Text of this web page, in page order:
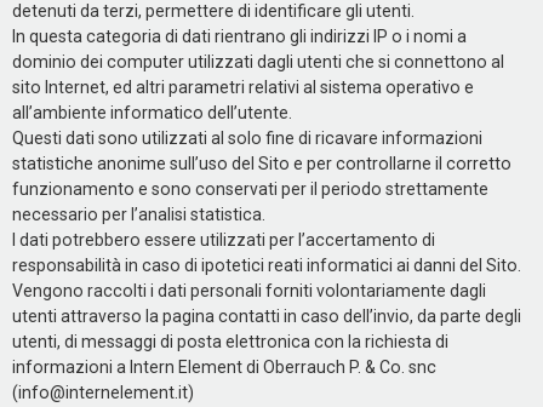
detenuti da terzi, permettere di identificare gli utenti.
In questa categoria di dati rientrano gli indirizzi IP o i nomi a
dominio dei computer utilizzati dagli utenti che si connettono al
sito Internet, ed altri parametri relativi al sistema operativo e
all’ambiente informatico dell’utente.
Questi dati sono utilizzati al solo fine di ricavare informazioni
statistiche anonime sull’uso del Sito e per controllarne il corretto
funzionamento e sono conservati per il periodo strettamente
necessario per l’analisi statistica.
I dati potrebbero essere utilizzati per l’accertamento di
responsabilità in caso di ipotetici reati informatici ai danni del Sito.
Vengono raccolti i dati personali forniti volontariamente dagli
utenti attraverso la pagina contatti in caso dell’invio, da parte degli
utenti, di messaggi di posta elettronica con la richiesta di
informazioni a Intern Element di Oberrauch P. & Co. snc
(info@internelement.it)